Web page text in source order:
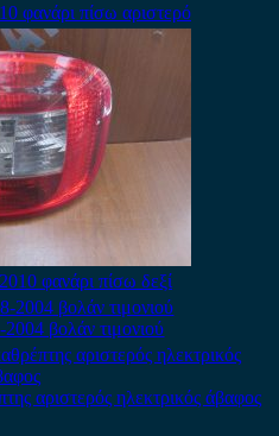
φανάρι πίσω αριστερό
φανάρι πίσω δεξί
βολάν τιμονιού
αριστερός ηλεκτρικός άβαφος